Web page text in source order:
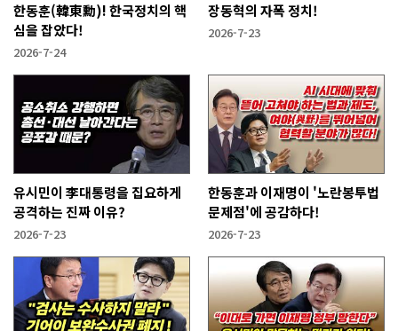
한동훈(韓東勳)! 한국정치의 핵
심을 잡았다!
2026-7-24
장동혁의 자폭 정치!
2026-7-23
유시민이 李대통령을 집요하게
공격하는 진짜 이유?
2026-7-23
한동훈과 이재명이 '노란봉투법
문제점'에 공감하다!
2026-7-23